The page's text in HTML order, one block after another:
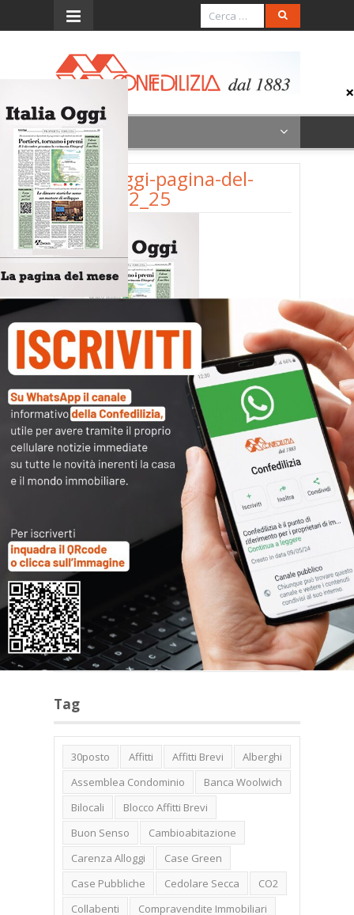
Menu
italia-oggi-pagina-del-
mese_12_25
Archivi
Categorie
Tag
30posto Affitti Affitti Brevi
Alberghi
Assemblea Condominio
Banca Woolwich
Bilocali
Blocco Affitti Brevi
Buon Senso
Cambioabitazione
Carenza Alloggi
Case Green
Case Pubbliche
Cedolare Secca
CO2
Collabenti
Compravendite Immobiliari